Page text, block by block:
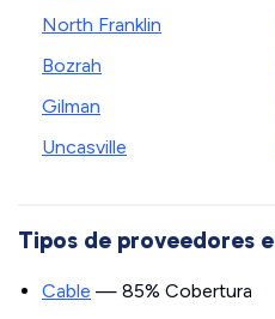
North Franklin
Bozrah
Gilman
Uncasville
Tipos de proveedores
Cable — 85% Cobertura